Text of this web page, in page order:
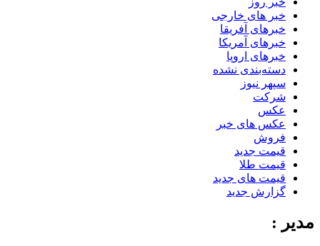
خبر های خارجی
خبرهای آفریقا
خبرهای آمریکا
خبرهای اروپا
دسته‌بندی نشده
سپهر نیوز
شرکت
عکس
عکس های خبر
فروش
قیمت جدید
قیمت طلا
قیمت های جدید
گزارش جدید
مدیر :